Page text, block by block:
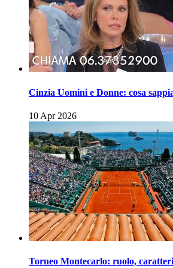
Cinzia Uomini e Donne: cosa
10 Apr 2026
Torneo Montecarlo: ruolo,